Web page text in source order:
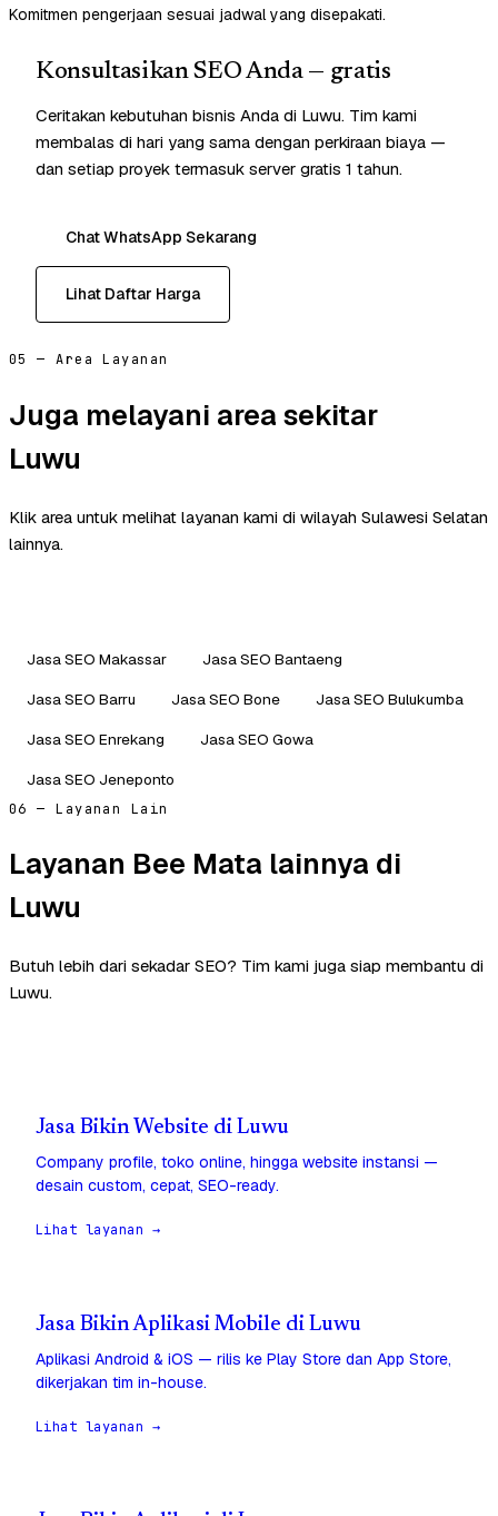
Komitmen pengerjaan sesuai jadwal yang disepakati.
Konsultasikan SEO Anda — gratis
Ceritakan kebutuhan bisnis Anda di Luwu. Tim kami
membalas di hari yang sama dengan perkiraan biaya —
dan setiap proyek termasuk server gratis 1 tahun.
Chat WhatsApp Sekarang
Lihat Daftar Harga
05 — Area Layanan
Juga melayani area sekitar
Luwu
Klik area untuk melihat layanan kami di wilayah Sulawesi Selatan
lainnya.
Jasa SEO Makassar
Jasa SEO Bantaeng
Jasa SEO Barru
Jasa SEO Bone
Jasa SEO Bulukumba
Jasa SEO Enrekang
Jasa SEO Gowa
Jasa SEO Jeneponto
06 — Layanan Lain
Layanan Bee Mata lainnya di
Luwu
Butuh lebih dari sekadar SEO? Tim kami juga siap membantu di
Luwu.
Jasa Bikin Website di Luwu
Company profile, toko online, hingga website instansi —
desain custom, cepat, SEO-ready.
Lihat layanan →
Jasa Bikin Aplikasi Mobile di Luwu
Aplikasi Android & iOS — rilis ke Play Store dan App Store,
dikerjakan tim in-house.
Lihat layanan →